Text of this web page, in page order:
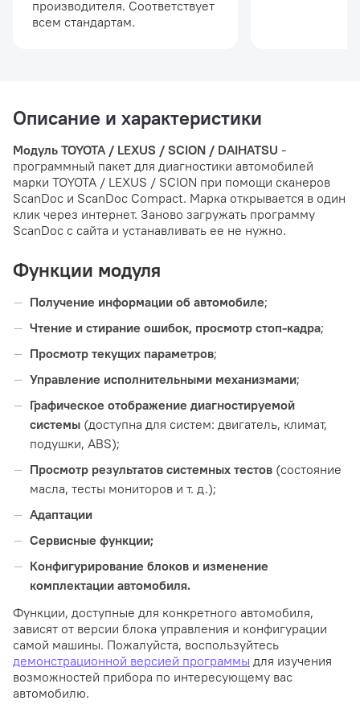
производителя. Соответствует
всем стандартам.
Описание и характеристики
Модуль TOYOTA / LEXUS / SCION / DAIHATSU -
программный пакет для диагностики автомобилей
марки TOYOTA / LEXUS / SCION при помощи сканеров
ScanDoc и ScanDoc Compact. Марка открывается в один
клик через интернет. Заново загружать программу
ScanDoc с сайта и устанавливать ее не нужно.
Функции модуля
Получение информации об автомобиле;
Чтение и стирание ошибок, просмотр стоп-кадра;
Просмотр текущих параметров;
Управление исполнительными механизмами;
Графическое отображение диагностируемой
системы (доступна для систем: двигатель, климат,
подушки, ABS);
Просмотр результатов системных тестов (состояние
масла, тесты мониторов и т. д.);
Адаптации
Сервисные функции;
Конфигурирование блоков и изменение
комплектации автомобиля.
Функции, доступные для конкретного автомобиля,
зависят от версии блока управления и конфигурации
самой машины. Пожалуйста, воспользуйтесь
демонстрационной версией программы для изучения
возможностей прибора по интересующему вас
автомобилю.